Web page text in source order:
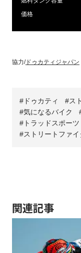
価格
協力/ドゥカティジャパン
ドゥカティ ス
気になるバイク
トラッドスポーツ
ストリートファイ
関連記事